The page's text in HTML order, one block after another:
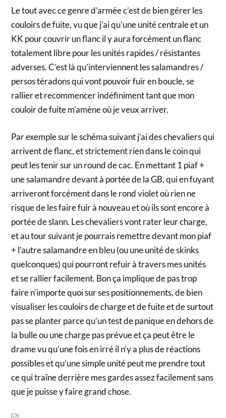
Le tout avec ce genre d’armée c’est de bien gérer les
couloirs de fuite, vu que j’ai qu’une unité centrale et un
KK pour couvrir un flanc il y aura forcément un flanc
totalement libre pour les unités rapides / résistantes
adverses. C’est là qu’interviennent les salamandres /
persos téradons qui vont pouvoir fuir en boucle, se
rallier et recommencer indéfiniment tant que mon
couloir de fuite m’amène où je veux arriver.
Par exemple sur le schéma suivant j’ai des chevaliers qui
arrivent de flanc, et strictement rien dans le coin qui
peut les tenir sur un round de cac. En mettant 1 piaf +
une salamandre devant à portée de la GB, qui en fuyant
arriveront forcément dans le rond violet où rien ne
risque de les faire fuir à nouveau et où ils sont encore à
portée de slann. Les chevaliers vont rater leur charge,
et au tour suivant je pourrais remettre devant mon piaf
+ l’autre salamandre en bleu (ou une unité de skinks
quelconques) qui pourront refuir à travers mes unités
et se rallier facilement. Bon ça implique de pas trop
faire n’importe quoi sur ses positionnements, de bien
visualiser les couloirs de charge et de fuite et de surtout
pas se planter parce qu’un test de panique en dehors de
la bulle ou une charge pas prévue et ça peut être le
drame vu qu’une fois en irré il n’y a plus de réactions
possibles et qu’une simple unité peut me prendre tout
ce qui traîne derrière mes gardes assez facilement sans
que je puisse y faire grand chose.